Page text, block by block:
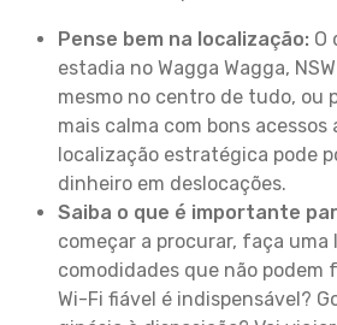
Pense bem na localização: O
estadia no Wagga Wagga,
mesmo no centro de tudo, ou
mais calma com bons
localização estratégica pode
dinheiro em deslocações.
Saiba o que é importante
começar a procurar, faça uma
comodidades que não podem
Wi-Fi fiável é indispensável?